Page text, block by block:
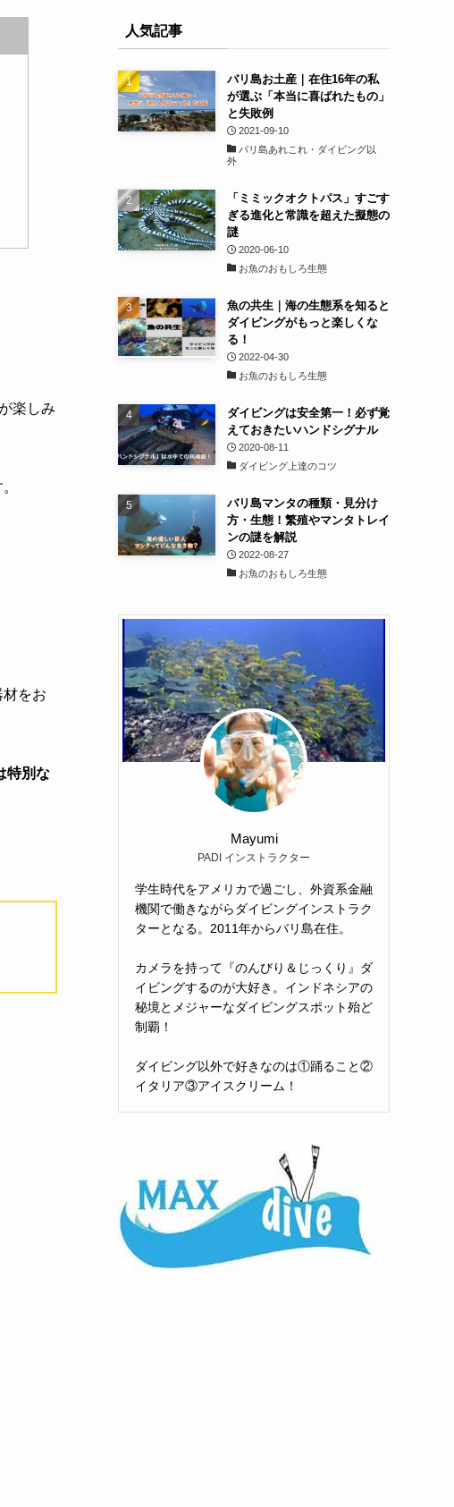
楽しみ
をお
特別な
人気記事
バリ島お土産｜在住16年の私
が選ぶ「本当に喜ばれたもの」
と失敗例
2021-09-10
バリ島あれこれ・ダイビング以
外
「ミミックオクトパス」すごす
ぎる進化と常識を超えた擬態の
謎
2020-06-10
お魚のおもしろ生態
魚の共生｜海の生態系を知ると
ダイビングがもっと楽しくな
る！
2022-04-30
お魚のおもしろ生態
ダイビングは安全第一！必ず覚
えておきたいハンドシグナル
2020-08-11
ダイビング上達のコツ
バリ島マンタの種類・見分け
方・生態！繁殖やマンタトレイ
ンの謎を解説
2022-08-27
お魚のおもしろ生態
Mayumi
PADI インストラクター
学生時代をアメリカで過ごし、外資系金融
機関で働きながらダイビングインストラク
ターとなる。2011年からバリ島在住。
カメラを持って『のんびり＆じっくり』ダ
イビングするのが大好き。インドネシアの
秘境とメジャーなダイビングスポット殆ど
制覇！
ダイビング以外で好きなのは①踊ること②
イタリア③アイスクリーム！